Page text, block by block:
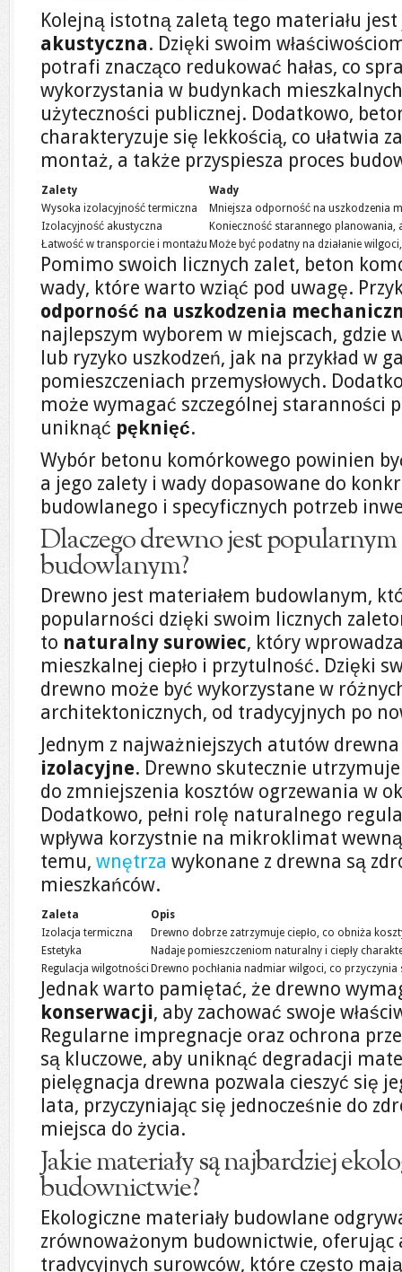
Kolejną istotną zaletą tego materiału
akustyczna. Dzięki swoim
potrafi znacząco redukować hałas, co
wykorzystania w budynkach
użyteczności publicznej. Dodatkowo,
charakteryzuje się lekkością, co ułatwia
montaż, a także przyspiesza proces
Zalety
Wady
Wysoka izolacyjność termiczna
Mniejsza odporność na uszkodzenia
Izolacyjność akustyczna
Konieczność starannego planowania,
Łatwość w transporcie i montażu Może być podatny na działanie
Pomimo swoich licznych zalet, beton
wady, które warto wziąć pod uwagę.
odporność na uszkodzenia
najlepszym wyborem w miejscach, gdzie
lub ryzyko uszkodzeń, jak na przykład w
pomieszczeniach przemysłowych.
może wymagać szczególnej staranności
uniknąć pęknięć.
Wybór betonu komórkowego powinien
a jego zalety i wady dopasowane do
budowlanego i specyficznych potrzeb
Dlaczego drewno jest popularnym
budowlanym?
Drewno jest materiałem budowlanym,
popularności dzięki swoim licznych
to naturalny surowiec, który
mieszkalnej ciepło i przytulność. Dzięki
drewno może być wykorzystane w
architektonicznych, od tradycyjnych po
Jednym z najważniejszych atutów
izolacyjne. Drewno skutecznie utrzymuje
do zmniejszenia kosztów ogrzewania w
Dodatkowo, pełni rolę naturalnego
wpływa korzystnie na mikroklimat
temu, wnętrza wykonane z drewna są
mieszkańców.
Zaleta
Opis
Izolacja termiczna
Drewno dobrze zatrzymuje ciepło, co obniża
Estetyka
Nadaje pomieszczeniom naturalny i ciepły
Regulacja wilgotności Drewno pochłania nadmiar wilgoci, co
Jednak warto pamiętać, że drewno
konserwacji, aby zachować swoje
Regularne impregnacje oraz ochrona
są kluczowe, aby uniknąć degradacji
pielęgnacja drewna pozwala cieszyć się
lata, przyczyniając się jednocześnie do
miejsca do życia.
Jakie materiały są najbardziej
budownictwie?
Ekologiczne materiały budowlane
zrównoważonym budownictwie,
tradycyjnych surowców, które często